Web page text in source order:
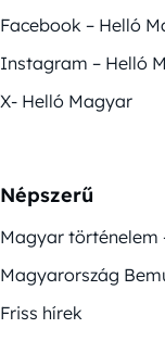
Facebook – Helló
Instagram – Helló
X- Helló Magyar
Népszerű
Magyar történelem
Magyarország
Friss hírek